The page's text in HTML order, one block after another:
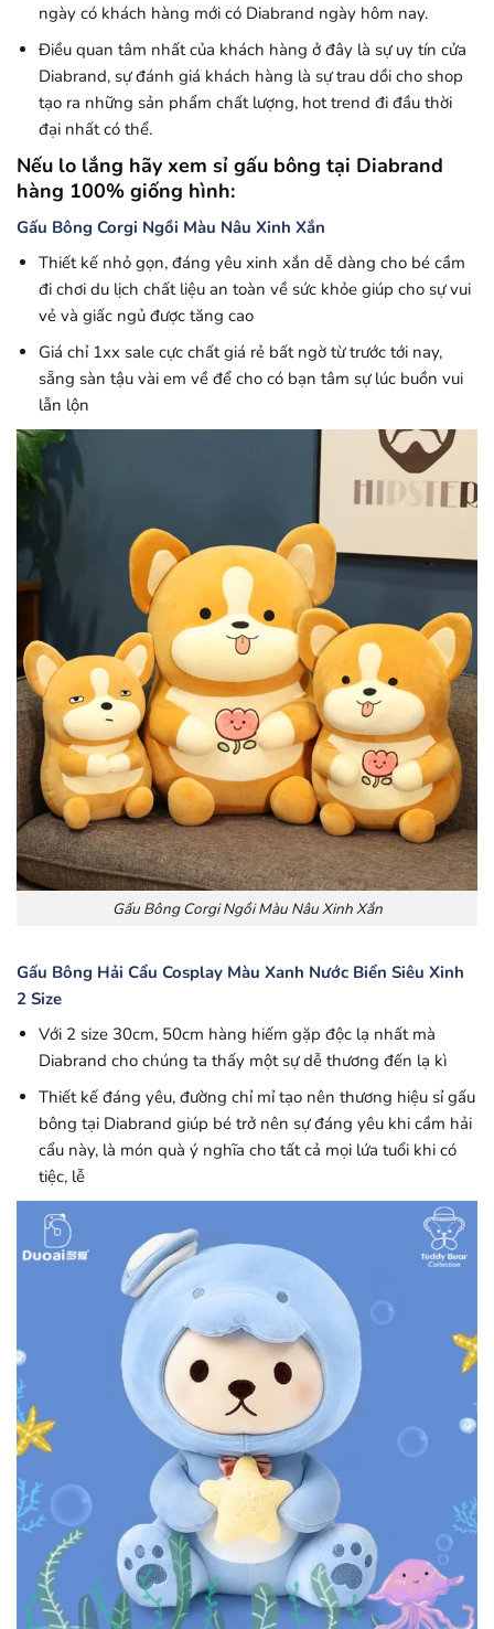
ngày có khách hàng mới có Diabrand ngày hôm nay.
Điều quan tâm nhất của khách hàng ở đây là sự uy tín cửa
Diabrand, sự đánh giá khách hàng là sự trau dồi cho shop
tạo ra những sản phẩm chất lượng, hot trend đi đầu thời
đại nhất có thể.
Nếu lo lắng hãy xem sỉ gấu bông tại Diabrand
hàng 100% giống hình:
Gấu Bông Corgi Ngồi Màu Nâu Xinh Xắn
Thiết kế nhỏ gọn, đáng yêu xinh xắn dễ dàng cho bé cầm
đi chơi du lịch chất liệu an toàn về sức khỏe giúp cho sự vui
vẻ và giấc ngủ được tăng cao
Giá chỉ 1xx sale cực chất giá rẻ bất ngờ từ trước tới nay,
sẵng sàn tậu vài em về để cho có bạn tâm sự lúc buồn vui
lẫn lộn
Gấu Bông Corgi Ngồi Màu Nâu Xinh Xắn
Gấu Bông Hải Cẩu Cosplay Màu Xanh Nước Biển Siêu Xinh
2 Size
Với 2 size 30cm, 50cm hàng hiếm gặp độc lạ nhất mà
Diabrand cho chúng ta thấy một sự dễ thương đến lạ kì
Thiết kế đáng yêu, đường chỉ mỉ tạo nên thương hiệu sỉ gấu
bông tại Diabrand giúp bé trở nên sự đáng yêu khi cầm hải
cẩu này, là món quà ý nghĩa cho tất cả mọi lứa tuổi khi có
tiệc, lễ